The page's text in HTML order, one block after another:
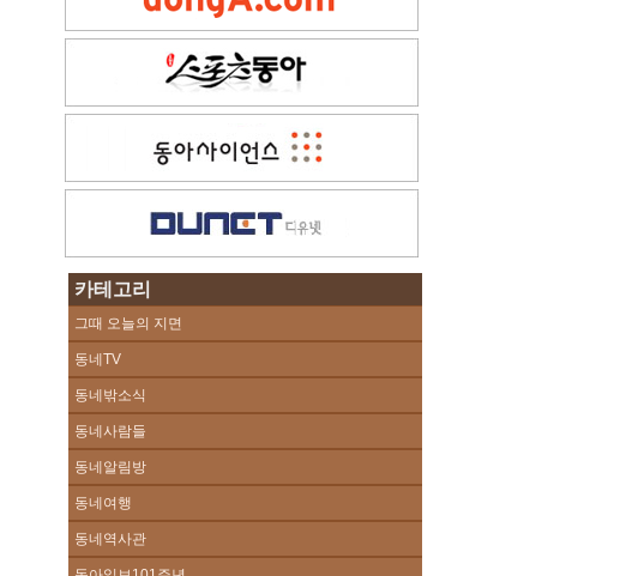
카테고리
그때 오늘의 지면
동네TV
동네밖소식
동네사람들
동네알림방
동네여행
동네역사관